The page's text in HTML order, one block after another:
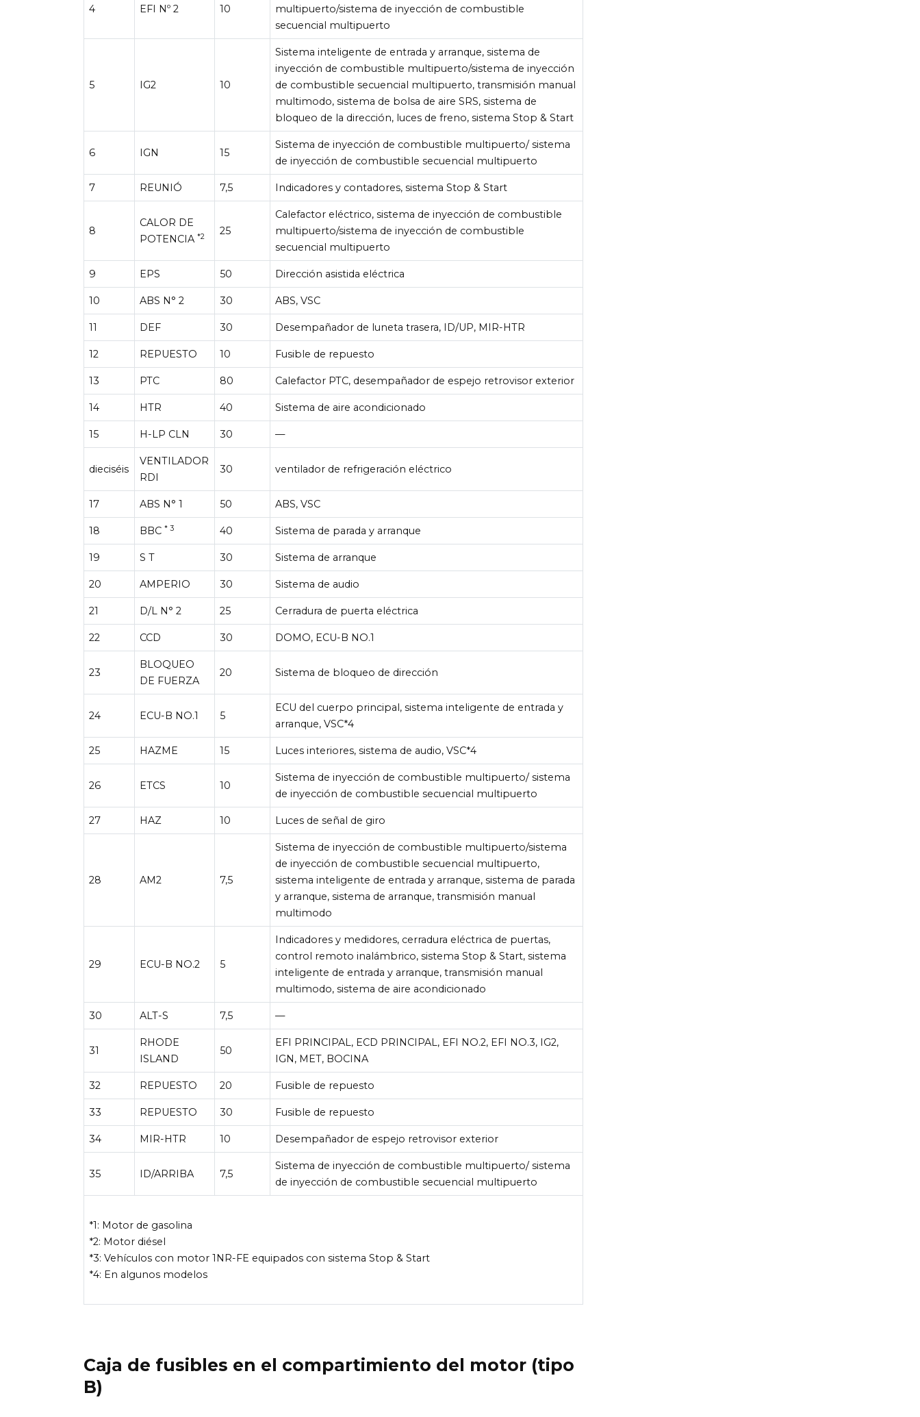
4 EFI Nº 2 10
multipuerto/sistema de inyección de combustible
secuencial multipuerto
5 IG2 10
Sistema inteligente de entrada y arranque, sistema de
inyección de combustible multipuerto/sistema de inyección
de combustible secuencial multipuerto, transmisión manual
multimodo, sistema de bolsa de aire SRS, sistema de
bloqueo de la dirección, luces de freno, sistema Stop & Start
6 IGN 15
Sistema de inyección de combustible multipuerto/ sistema
de inyección de combustible secuencial multipuerto
7 REUNIÓ 7,5 Indicadores y contadores, sistema Stop & Start
8
CALOR DE
POTENCIA*2 25
Calefactor eléctrico, sistema de inyección de combustible
multipuerto/sistema de inyección de combustible
secuencial multipuerto
9 EPS 50 Dirección asistida eléctrica
10 ABS N° 2 30 ABS, VSC
11 DEF 30 Desempañador de luneta trasera, ID/UP, MIR-HTR
12 REPUESTO 10 Fusible de repuesto
13 PTC 80 Calefactor PTC, desempañador de espejo retrovisor exterior
14 HTR 40 Sistema de aire acondicionado
15 H-LP CLN 30 —
dieciséis
VENTILADOR
RDI
30 ventilador de refrigeración eléctrico
17 ABS N° 1 50 ABS, VSC
18 BBC* 3 40 Sistema de parada y arranque
19 S T 30 Sistema de arranque
20 AMPERIO 30 Sistema de audio
21 D/L N° 2 25 Cerradura de puerta eléctrica
22 CCD 30 DOMO, ECU-B NO.1
23
BLOQUEO
DE FUERZA
20 Sistema de bloqueo de dirección
24 ECU-B NO.1 5
ECU del cuerpo principal, sistema inteligente de entrada y
arranque, VSC*4
25 HAZME 15 Luces interiores, sistema de audio, VSC*4
26 ETCS 10
Sistema de inyección de combustible multipuerto/ sistema
de inyección de combustible secuencial multipuerto
27 HAZ 10 Luces de señal de giro
28 AM2 7,5
Sistema de inyección de combustible multipuerto/sistema
de inyección de combustible secuencial multipuerto,
sistema inteligente de entrada y arranque, sistema de parada
y arranque, sistema de arranque, transmisión manual
multimodo
29 ECU-B NO.2 5
Indicadores y medidores, cerradura eléctrica de puertas,
control remoto inalámbrico, sistema Stop & Start, sistema
inteligente de entrada y arranque, transmisión manual
multimodo, sistema de aire acondicionado
30 ALT-S 7,5 —
31
RHODE
ISLAND
50
EFI PRINCIPAL, ECD PRINCIPAL, EFI NO.2, EFI NO.3, IG2,
IGN, MET, BOCINA
32 REPUESTO 20 Fusible de repuesto
33 REPUESTO 30 Fusible de repuesto
34 MIR-HTR 10 Desempañador de espejo retrovisor exterior
35 ID/ARRIBA 7,5
Sistema de inyección de combustible multipuerto/ sistema
de inyección de combustible secuencial multipuerto
*1: Motor de gasolina
*2: Motor diésel
*3: Vehículos con motor 1NR-FE equipados con sistema Stop & Start
*4: En algunos modelos
Caja de fusibles en el compartimiento del motor (tipo
B)